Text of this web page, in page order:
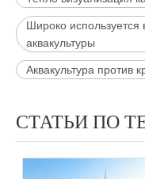
Широко используется
аквакультуры
Аквакультура против
СТАТЬИ ПО